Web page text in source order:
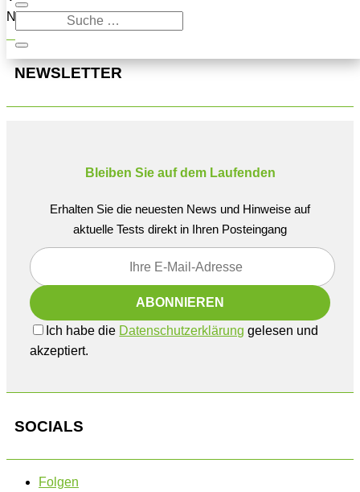
Navigation oben, um den Beitrag zu finden.
NEWSLETTER
Bleiben Sie auf dem Laufenden
Erhalten Sie die neuesten News und Hinweise auf
aktuelle Tests direkt in Ihren Posteingang
Ich habe die Datenschutzerklärung gelesen und
akzeptiert.
SOCIALS
Folgen